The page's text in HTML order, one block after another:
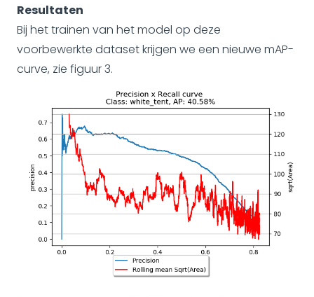
Resultaten
Bij het trainen van het model op deze
voorbewerkte dataset krijgen we een nieuwe mAP-
curve, zie figuur 3.